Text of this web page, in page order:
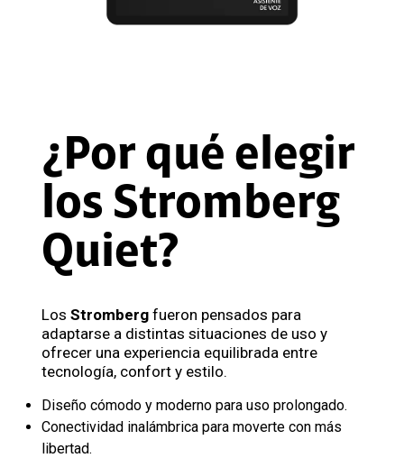
¿Por qué elegir
los Stromberg
Quiet?
Los Stromberg fueron pensados para
adaptarse a distintas situaciones de uso y
ofrecer una experiencia equilibrada entre
tecnología, confort y estilo.
Diseño cómodo y moderno para uso prolongado.
Conectividad inalámbrica para moverte con más
libertad.